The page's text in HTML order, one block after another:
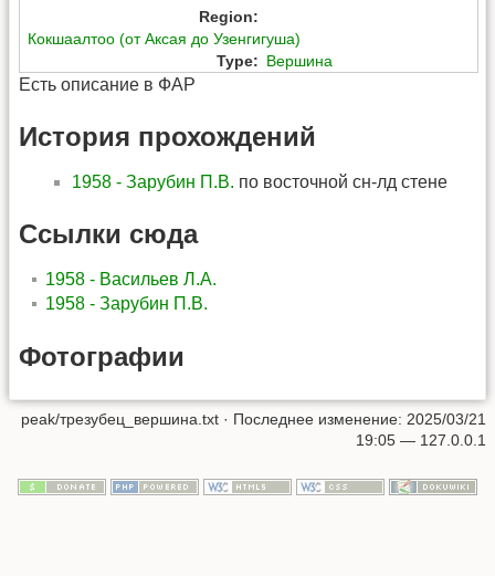
Region:
Кокшаалтоо (от Аксая до Узенгигуша)
Type: Вершина
Есть описание в ФАР
История прохождений
1958 - Зарубин П.В. по восточной сн-лд стене
Ссылки сюда
1958 - Васильев Л.А.
1958 - Зарубин П.В.
Фотографии
peak/трезубец_вершина.txt · Последнее изменение: 2025/03/21
19:05 — 127.0.0.1